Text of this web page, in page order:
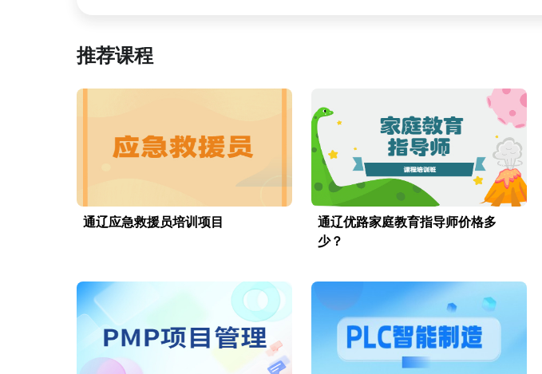
推荐课程
通辽应急救援员培训项目
通辽优路家庭教育指导师价格多
少？